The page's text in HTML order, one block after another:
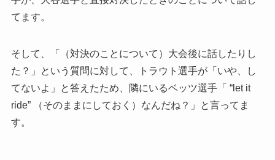
てます。
そして、「（対決のことについて）大会後に話したりし
た？」という質問に対して、トラウト選手が「いや、し
てないよ」と答えたため、隣にいるベッツ選手「 “let it
ride” （そのままにしておく）なんだね？」と言ってま
す。